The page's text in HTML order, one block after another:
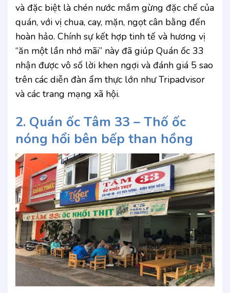
và đặc biệt là chén nước mắm gừng đặc chế của
quán, với vị chua, cay, mặn, ngọt cân bằng đến
hoàn hảo. Chính sự kết hợp tinh tế và hương vị
“ăn một lần nhớ mãi” này đã giúp Quán ốc 33
nhận được vô số lời khen ngợi và đánh giá 5 sao
trên các diễn đàn ẩm thực lớn như Tripadvisor
và các trang mạng xã hội.
2. Quán ốc Tâm 33 – Thố ốc
nóng hổi bên bếp than hồng